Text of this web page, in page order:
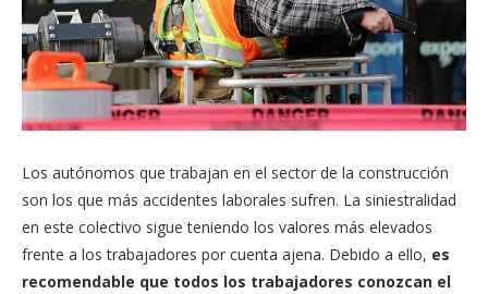
Los autónomos que trabajan en el sector de la construcción
son los que más accidentes laborales sufren. La siniestralidad
en este colectivo sigue teniendo los valores más elevados
frente a los trabajadores por cuenta ajena. Debido a ello, es
recomendable que todos los trabajadores conozcan el